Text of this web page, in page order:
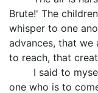
Brute!' The
whisper to one
advances, that we
to reach, that
I said to myself,
one who is to